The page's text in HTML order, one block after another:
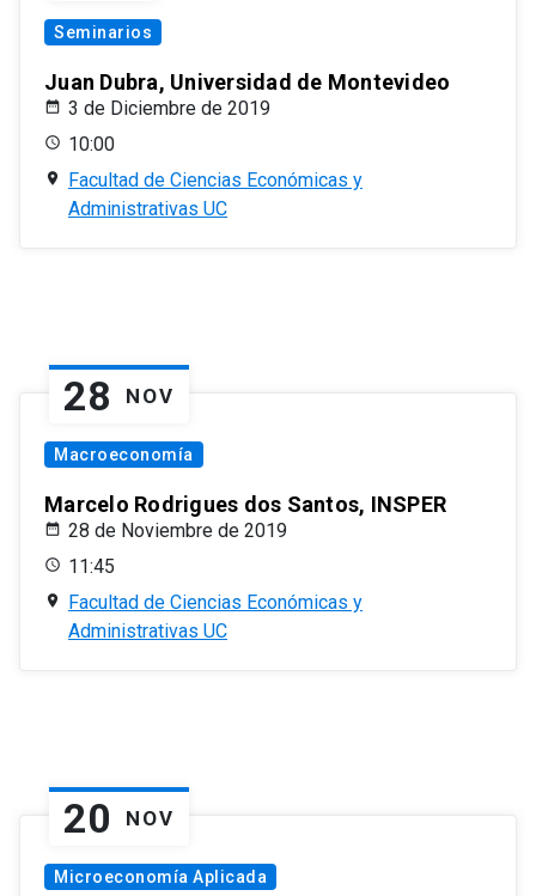
Seminarios
Juan Dubra, Universidad de Montevideo
3 de Diciembre de 2019
10:00
Facultad de Ciencias Económicas y
Administrativas UC
28 NOV
Macroeconomía
Marcelo Rodrigues dos Santos, INSPER
28 de Noviembre de 2019
11:45
Facultad de Ciencias Económicas y
Administrativas UC
20 NOV
Microeconomía Aplicada